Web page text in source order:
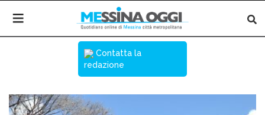
Contatta la
redazione